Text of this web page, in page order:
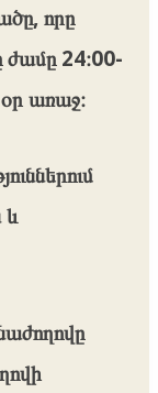
որը
ժամը 24։00-
օր առաջ։
և